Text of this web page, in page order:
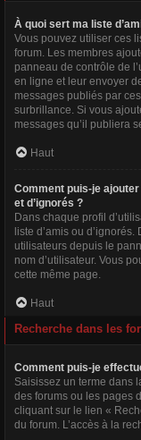
À quoi sert ma liste
Vous pouvez utiliser ces
forum. Les membres
panneau de contrôle de
en ligne et leur envoyer
messages publiés par
surbrillance. Si vous
messages qu’il publiera
Haut
Comment puis-je
et d’ignorés ?
Dans chaque profil
liste d’amis ou
utilisateurs depuis le
nom d’utilisateur. Vous
cette même page.
Haut
Recherche dans les
Comment puis-je
Saisissez un terme dans
des forums ou les pages
cliquant sur le lien «
du forum. L’accès à la